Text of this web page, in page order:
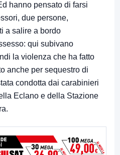
hanno pensato di farsi
due persone,
a salire a bordo
qui subivano
la violenza che ha fatto
anche per sequestro di
condotta dai carabinieri
Eclano e della Stazione